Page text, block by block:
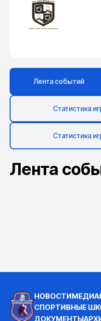
Лента событий
Статистика
Статистика
Лента
НОВОСТИМЕДИА
СПОРТИВНЫЕ
ДОКУМЕНТЫ